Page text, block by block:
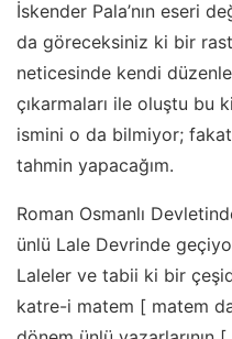
İskender Pala’nın eseri
da göreceksiniz ki bir
neticesinde kendi
çıkarmaları ile oluştu bu
ismini o da bilmiyor;
tahmin yapacağım.
Roman Osmanlı
ünlü Lale Devrinde
Laleler ve tabii ki bir
katre-i matem [ matem